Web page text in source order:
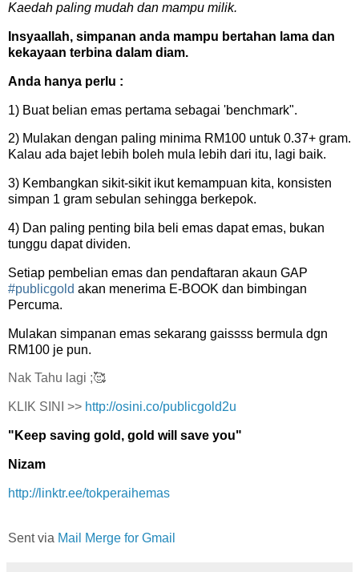
Kaedah paling mudah dan mampu milik.
Insyaallah, simpanan anda mampu bertahan lama dan
kekayaan terbina dalam diam.
Anda hanya perlu :
1) Buat belian emas pertama sebagai 'benchmark".
2) Mulakan dengan paling minima RM100 untuk 0.37+ gram.
Kalau ada bajet lebih boleh mula lebih dari itu, lagi baik.
3) Kembangkan sikit-sikit ikut kemampuan kita, konsisten
simpan 1 gram sebulan sehingga berkepok.
4) Dan paling penting bila beli emas dapat emas, bukan
tunggu dapat dividen.
Setiap pembelian emas dan pendaftaran akaun GAP
#publicgold akan menerima E-BOOK dan bimbingan
Percuma.
Mulakan simpanan emas sekarang gaissss bermula dgn
RM100 je pun.
Nak Tahu lagi ;🥰
KLIK SINI >> http://osini.co/publicgold2u
"Keep saving gold, gold will save you"
Nizam
http://linktr.ee/tokperaihemas
Sent via Mail Merge for Gmail